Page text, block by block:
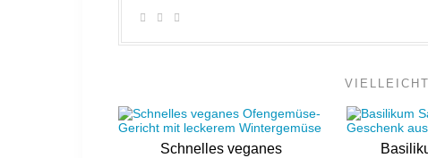
Schnelles veganes